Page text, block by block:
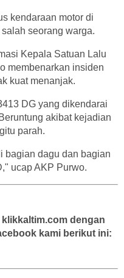
kendaraan motor di
seorang warga.
Kepala Satuan Lalu
membenarkan insiden
kuat menanjak.
DG yang dikendarai
akibat kejadian
parah.
bagian dagu dan bagian
ucap AKP Purwo.
klikkaltim.com dengan
kami berikut ini: